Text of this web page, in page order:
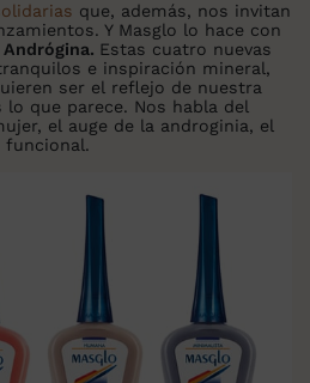
que, además, nos invitan
Y Masglo lo hace con
Estas cuatro nuevas
e inspiración mineral,
ser el reflejo de nuestra
lo que parece. Nos habla del
el auge de la androginia, el
funcional.